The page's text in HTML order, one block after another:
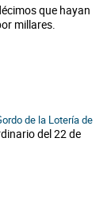
que hayan
millares.
de la Lotería de
del 22 de